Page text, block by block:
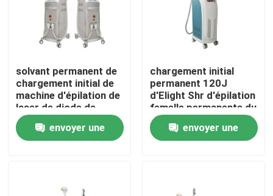
Maison
Produits
Vidéos
solvant permanent de
chargement initial de
machine d'épilation de
laser de diode de
3000w 50j/Cm2 Elight
SHR
envoyer une
chargement initial
permanent 120J
d'Elight Shr d'épilation
femelle permanente du
visage 110V
envoyer une